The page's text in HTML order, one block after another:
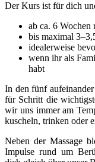
Der Kurs ist für dich
ab ca. 6 Wochen
bis maximal
idealerweise
wenn ihr als
habt
In den fünf
für Schritt die
wir uns immer am
kuscheln, trinken oder
Neben der Massage
Impulse rund um